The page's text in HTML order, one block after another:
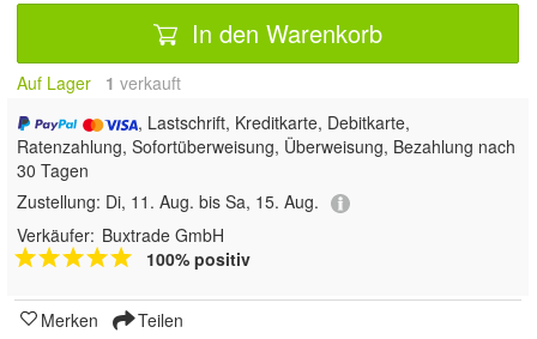
In den Warenkorb
Auf Lager 1 verkauft
, Lastschrift, Kreditkarte, Debitkarte,
Ratenzahlung, Sofortüberweisung, Überweisung, Bezahlung nach
30 Tagen
Zustellung: Di, 11. Aug. bis Sa, 15. Aug.
Verkäufer: Buxtrade GmbH
100% positiv
Merken Teilen